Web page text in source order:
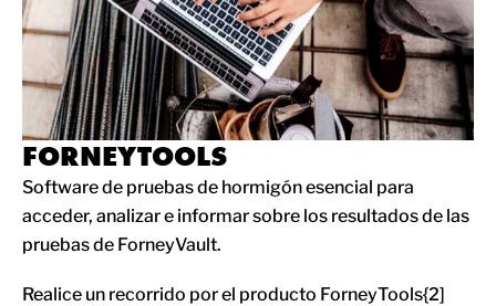
FORNEYTOOLS
Software de pruebas de hormigón esencial para
acceder, analizar e informar sobre los resultados de las
pruebas de ForneyVault.
Realice un recorrido por el producto ForneyTools{2]